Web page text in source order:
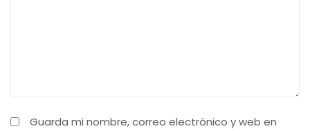
Guarda mi nombre, correo electrónico y web en